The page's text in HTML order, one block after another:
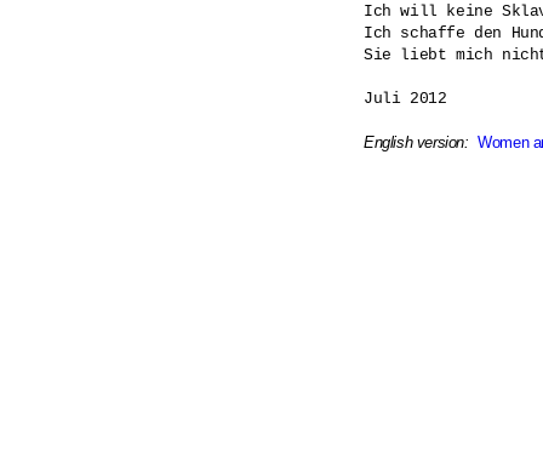
Ich will keine
Ich schaffe den
Sie liebt mich
Juli 2012
English version: Women